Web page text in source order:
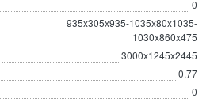
0
935x305x935-1035x80x1035-
1030x860x475
3000x1245x2445
0.77
0